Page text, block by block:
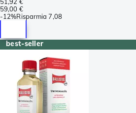
59,00 €
-12%Risparmia 7,08
best-seller